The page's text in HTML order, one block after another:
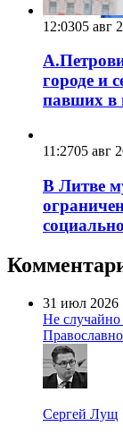
12:0305 авг
городе и
павших в
11:2705 авг
В Литве
31 июл 2026
Не случайно
Сергей Лущ